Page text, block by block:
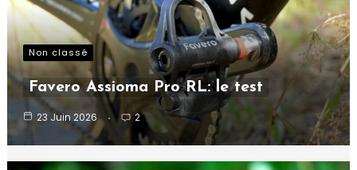
Non classé
Favero Assioma Pro RL: le test
23 Juin 2026 2